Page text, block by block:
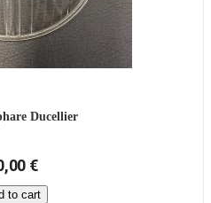
Ducellier
€
to cart